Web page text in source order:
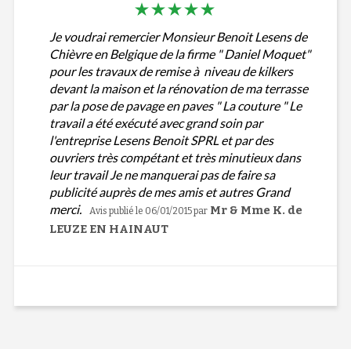
Je voudrai remercier Monsieur Benoit Lesens de
Chièvre en Belgique de la firme " Daniel Moquet"
pour les travaux de remise à niveau de kilkers
devant la maison et la rénovation de ma terrasse
par la pose de pavage en paves " La couture " Le
travail a été exécuté avec grand soin par
l'entreprise Lesens Benoit SPRL et par des
ouvriers très compétant et très minutieux dans
leur travail Je ne manquerai pas de faire sa
publicité auprès de mes amis et autres Grand
merci.
Avis publié le 06/01/2015par Mr & Mme K. de
LEUZE EN HAINAUT